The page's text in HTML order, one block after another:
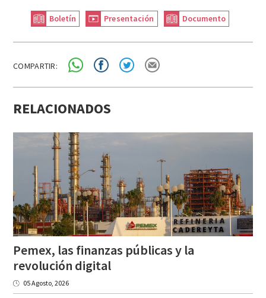
Boletín Presentación Documento
COMPARTIR:
RELACIONADOS
Pemex, las finanzas públicas y la
revolución digital
05 Agosto, 2026